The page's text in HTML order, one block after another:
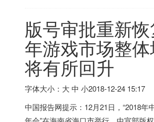
版号审批重新
年游戏市场整
将有所回升
字体大小：大 中 小2018-12-24 15:17
中国报告网提示：12月21日，“2018年